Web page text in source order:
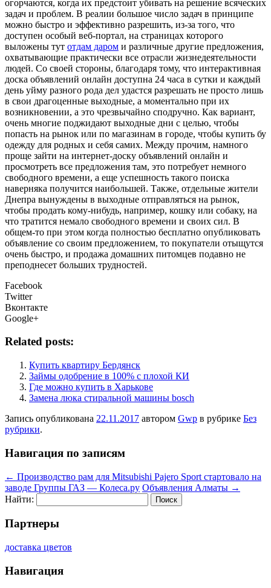
огорчаются, когда их предстоит убивать на решение всяческих
задач и проблем. В реалии большое число задач в принципе
можно быстро и эффективно разрешить, из-за того, что
доступен особый веб-портал, на страницах которого
выложены тут отдам даром и различные другие предложения,
охватывающие практически все отрасли жизнедеятельности
людей. Со своей стороны, благодаря тому, что интерактивная
доска объявлений онлайн доступна 24 часа в сутки и каждый
день уйму разного рода дел удастся разрешать не просто лишь
в свои драгоценные выходные, а моментально при их
возникновении, а это чрезвычайно сподручно. Как вариант,
очень многие поджидают выходные дни с целью, чтобы
попасть на рынок или по магазинам в городе, чтобы купить бу
одежду для родных и себя самих. Между прочим, намного
проще зайти на интернет-доску объявлений онлайн и
просмотреть все предложения там, это потребует немного
свободного времени, а еще успешность такого поиска
наверняка получится наибольшей. Также, отдельные жители
Днепра вынуждены в выходные отправляться на рынок,
чтобы продать кому-нибудь, например, кошку или собаку, на
что тратится немало свободного времени и своих сил. В
общем-то при этом когда полностью бесплатно опубликовать
объявление со своим предложением, то покупатели отыщутся
очень быстро, и продажа домашних питомцев подавно не
преподнесет больших трудностей.
Facebook
Twitter
Вконтакте
Google+
Related posts:
Купить квартиру Бердянск
Займы одобрение в 100% с плохой КИ
Где можно купить в Харькове
Замена люка стиральной машины bosch
Запись опубликована 22.11.2017 автором Gwp в рубрике Без
рубрики.
Навигация по записям
← Производство рам для Mitsubishi Pajero Sport стартовало на
заводе Группы ГАЗ — Колеса.ру Объявления Алматы →
Найти:
Партнеры
доставка цветов
Навигация